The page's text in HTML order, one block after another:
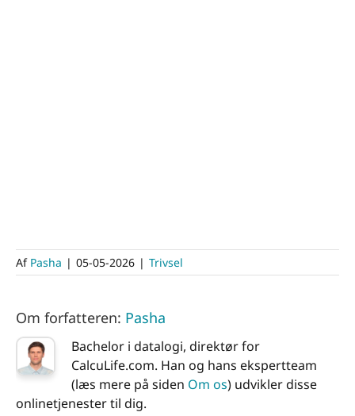
Af Pasha | 05-05-2026 | Trivsel
Om forfatteren: Pasha
Bachelor i datalogi, direktør for
CalcuLife.com. Han og hans ekspertteam
(læs mere på siden Om os) udvikler disse
onlinetjenester til dig.